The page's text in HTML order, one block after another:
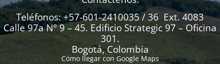
Teléfonos: +57-601-2410035 / 36 Ext. 4083
Calle 97a N° 9 – 45. Edificio Strategic 97 – Oficina
301.
Bogotá, Colombia
Cómo llegar con Google Maps